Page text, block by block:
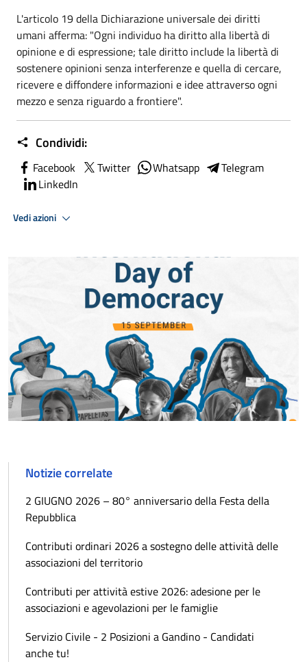
L'articolo 19 della Dichiarazione universale dei diritti
umani afferma: "Ogni individuo ha diritto alla libertà di
opinione e di espressione; tale diritto include la libertà di
sostenere opinioni senza interferenze e quella di cercare,
ricevere e diffondere informazioni e idee attraverso ogni
mezzo e senza riguardo a frontiere".
Condividi:
Facebook Twitter Whatsapp
Telegram
LinkedIn
Vedi azioni
Notizie correlate
2 GIUGNO 2026 – 80° anniversario della Festa della
Repubblica
Contributi ordinari 2026 a sostegno delle attività delle
associazioni del territorio
Contributi per attività estive 2026: adesione per le
associazioni e agevolazioni per le famiglie
Servizio Civile - 2 Posizioni a Gandino - Candidati
anche tu!